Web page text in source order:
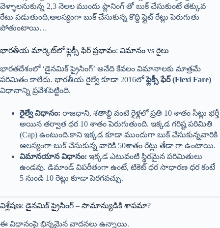
వెళ్ళాలనుకున్న 2,3 నెలల ముందు ప్లానింగ్ తో బుక్ చేసుకుంటే తక్కువ
రేటు పడుతుంది,ఆలస్యంగా బుక్ చేసుకున్న కొద్ది ఫ్లైట్ రేట్లు పెరుగుతు
పోతుంటాయి…
భారతీయ మార్కెట్‌లో ఫ్లెక్సీ ఫేర్ ప్రభావం: విమానం vs రైలు
భారతదేశంలో ‘డైనమిక్ ప్రైసింగ్’ అనేది కేవలం విమానాలకు మాత్రమే
పరిమితం కాలేదు. భారతీయ రైల్వే కూడా 2016లోఫ్లెక్సీ ఫేర్ (Flexi Fare)
విధానాన్ని ప్రవేశపెట్టింది.
రైల్వే విధానం: రాజధాని, శతాబ్ది వంటి రైళ్లలో ప్రతి 10 శాతం సీట్లు భర్తీ
అయిన తర్వాత ధర 10 శాతం పెరుగుతుంది. ఇక్కడ గరిష్ట పరిమితి
(Cap) ఉంటుంది.కాని ఇక్కడ కూడా ముందుగా బుక్ చేసుకున్నవారికి
ఆలస్యంగా బుక్ చేసుకున్న వారికి 50శాతం రేట్లు తేడా గా ఉంటాయి.
విమానయాన విధానం: ఇక్కడ ఎటువంటి స్థిరమైన పరిమితులు
ఉండవు. డిమాండ్ విపరీతంగా ఉంటే, టికెట్ ధర సాధారణ ధర కంటే
5 నుండి 10 రెట్లు కూడా పెరగవచ్చు.
విశ్లేషణ: డైనమిక్ ప్రైసింగ్ – సామాన్యుడికి శాపమా?
ఈ విధానంపై భిన్నమైన వాదనలు ఉన్నాయి.